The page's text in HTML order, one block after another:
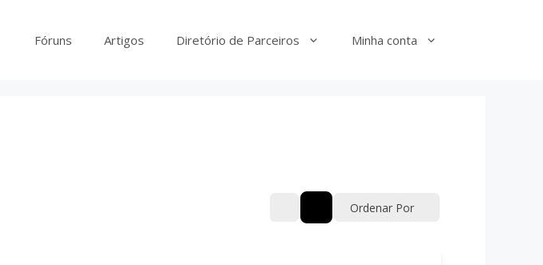
Fóruns Artigos Diretório de Parceiros Minha conta
Ordenar Por